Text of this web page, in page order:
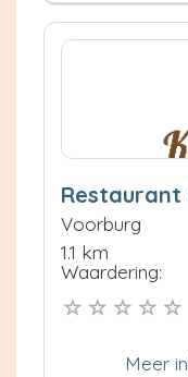
Restaurant
Voorburg
1.1 km
Waardering:
Meer